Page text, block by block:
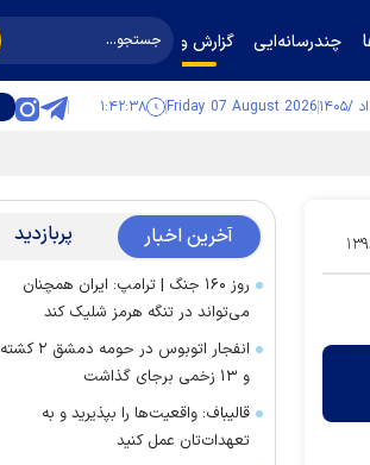
چندرسانه‌ایی گزارش و گفت‌وگو
Friday 07 August 2026 ۱:۴۲:۳۸
۱۲ آخرین اخبار پربازدید
روز ۱۶۰ جنگ | ترامپ: ایران همچنان
می‌تواند در تنگه هرمز شلیک کند
انفجار اتوبوس در حومه دمشق ۲ کشته
و ۱۳ زخمی برجای گذاشت
قالیباف: واقعیت‌ها را بپذیرید و به
تعهدات‌تان عمل کنید